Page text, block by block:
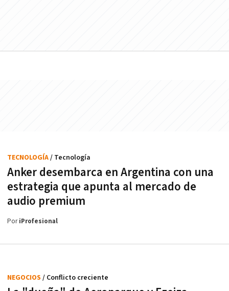
Anker desembarca en Argentina con una
estrategia que apunta al mercado de
audio premium
TECNOLOGÍA/ Tecnología
PoriProfesional
NEGOCIOS / Conflicto creciente